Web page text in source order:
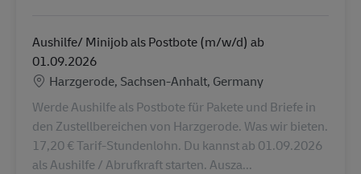
Aushilfe/ Minijob als Postbote (m/w/d) ab
01.09.2026
Location
Harzgerode, Sachsen-Anhalt, Germany
Werde Aushilfe als Postbote für Pakete und Briefe in
den Zustellbereichen von Harzgerode. Was wir bieten.
17,20 € Tarif-Stundenlohn. Du kannst ab 01.09.2026
als Aushilfe / Abrufkraft starten. Ausza...